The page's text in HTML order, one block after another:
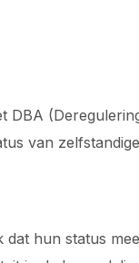
van
hun status